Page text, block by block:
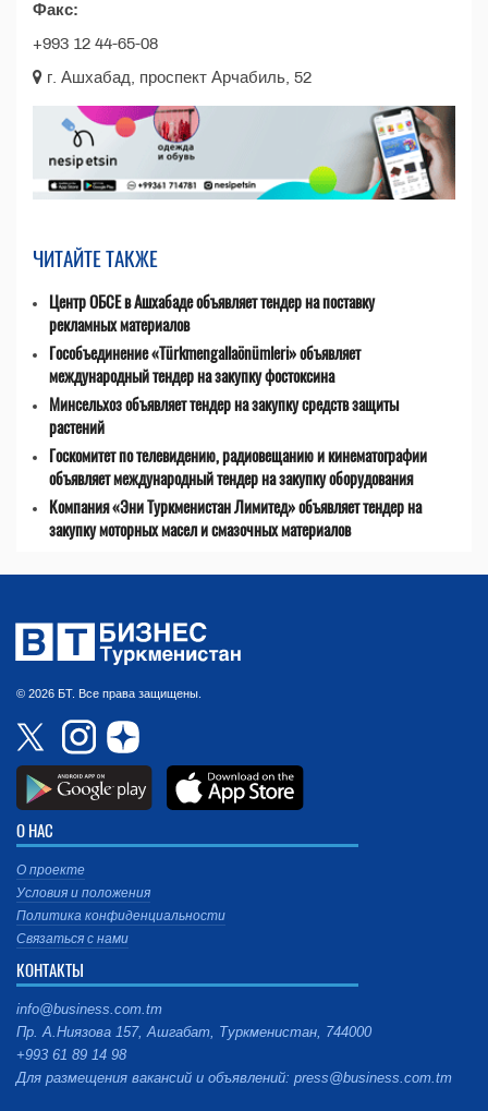
Факс:
+993 12 44-65-08
г. Ашхабад, проспект Арчабиль, 52
ЧИТАЙТЕ ТАКЖЕ
Центр ОБСЕ в Ашхабаде объявляет тендер на поставку
рекламных материалов
Гособъединение «Türkmengallaönümleri» объявляет
международный тендер на закупку фостоксина
Минсельхоз объявляет тендер на закупку средств защиты
растений
Госкомитет по телевидению, радиовещанию и кинематографии
объявляет международный тендер на закупку оборудования
Компания «Эни Туркменистан Лимитед» объявляет тендер на
закупку моторных масел и смазочных материалов
© 2026 БТ. Все права защищены.
О НАС
О проекте
Условия и положения
Политика конфиденциальности
Связаться с нами
КОНТАКТЫ
info@business.com.tm
Пр. А.Ниязова 157, Ашгабат, Туркменистан, 744000
+993 61 89 14 98
Для размещения вакансий и объявлений: press@business.com.tm